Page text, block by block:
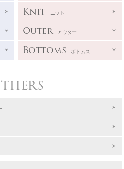
Knit ニット
Outer アウター
Bottoms ボトムス